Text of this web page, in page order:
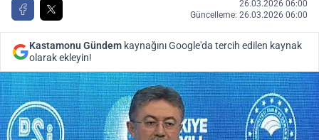
26.03.2026 06:00
Güncelleme: 26.03.2026 06:00
Kastamonu Gündem kaynağını Google'da tercih edilen kaynak
olarak ekleyin!